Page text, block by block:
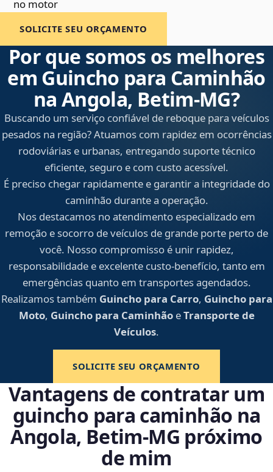
no motor
SOLICITE SEU ORÇAMENTO
Por que somos os melhores
em Guincho para Caminhão
na Angola, Betim‑MG?
Buscando um serviço confiável de reboque para veículos
pesados na região? Atuamos com rapidez em ocorrências
rodoviárias e urbanas, entregando suporte técnico
eficiente, seguro e com custo acessível.
É preciso chegar rapidamente e garantir a integridade do
caminhão durante a operação.
Nos destacamos no atendimento especializado em
remoção e socorro de veículos de grande porte perto de
você. Nosso compromisso é unir rapidez,
responsabilidade e excelente custo-benefício, tanto em
emergências quanto em transportes agendados.
Realizamos também Guincho para Carro, Guincho para
Moto, Guincho para CaminhãoeTransporte de
Veículos.
SOLICITE SEU ORÇAMENTO
Vantagens de contratar um
guincho para caminhão na
Angola, Betim‑MG próximo
de mim